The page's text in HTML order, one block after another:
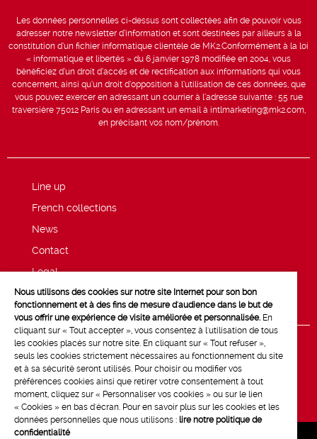
Les données personnelles ci-dessus sont collectées afin de pouvoir vous
adresser notre newsletter d’information et sont destinées par ailleurs à la
constitution d’un fichier informatique clientèle de MK2.Conformément à la loi
« informatique et libertés » du 6 janvier 1978 modifiée en 2004, vous
bénéficiez d’un droit d’accès et de rectification aux informations qui vous
concernent, ainsi qu’un droit d’opposition à l’utilisation de ces données, que
vous pouvez exercer en adressant un courrier à l’adresse suivante : 55 rue
traversière 75012 Paris ou en adressant un email à intlmarketing@mk2.com,
en précisant vos nom/prénom.
Line up
French collections
News
Contact
Legal
Privacy and cookie policy
Nous utilisons des cookies sur notre site Internet pour son bon
fonctionnement et à des fins de mesure d'audience dans le but de
vous offrir une expérience de visite améliorée et personnalisée. En
cliquant sur « Tout accepter », vous consentez à l'utilisation de tous
les cookies placés sur notre site. En cliquant sur « Tout refuser »,
seuls les cookies strictement nécessaires au fonctionnement du site
et à sa sécurité seront utilisés. Pour choisir ou modifier vos
préférences cookies ainsi que retirer votre consentement à tout
moment, cliquez sur « Personnaliser vos cookies » ou sur le lien
« Cookies » en bas d'écran. Pour en savoir plus sur les cookies et les
données personnelles que nous utilisons : lire notre politique de
confidentialité